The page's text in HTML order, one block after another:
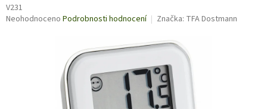
V231
Průměrné
Neohodnoceno Podrobnosti hodnocení Značka: TFA Dostmann